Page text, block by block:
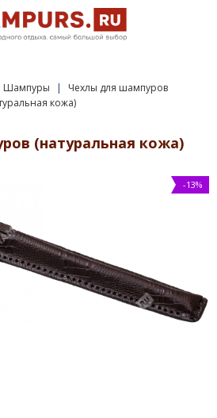
Шампуры
Чехлы для шампуров
кожа)
(натуральная кожа)
-13%